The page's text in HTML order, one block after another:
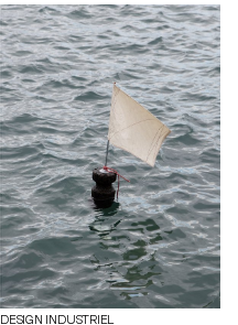
DESIGN INDUSTRIEL